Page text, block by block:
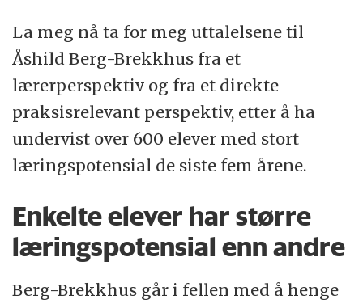
La meg nå ta for meg uttalelsene til
Åshild Berg-Brekkhus fra et
lærerperspektiv og fra et direkte
praksisrelevant perspektiv, etter å ha
undervist over 600 elever med stort
læringspotensial de siste fem årene.
Enkelte elever har større
læringspotensial enn andre
Berg-Brekkhus går i fellen med å henge